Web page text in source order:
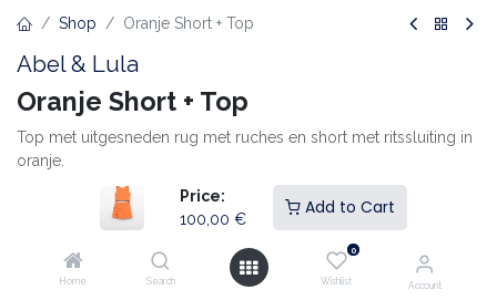
Price:
100,00 €
Add to Cart
Home Search
0
Wishlist Account
Shop Oranje Short + Top
Abel & Lula
Oranje Short + Top
Top met uitgesneden rug met ruches en short met ritssluiting in
oranje.
Leeftijd